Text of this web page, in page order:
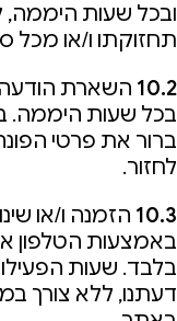
ובכל שעות
תחזוקתו ו/או מכל
10.2 השארת הודעה
בכל שעות היממה.
ברור את פרטי
לחזור.
10.3 הזמנה ו/או
באמצעות הטלפון
בלבד. שעות
דעתנו, ללא צורך